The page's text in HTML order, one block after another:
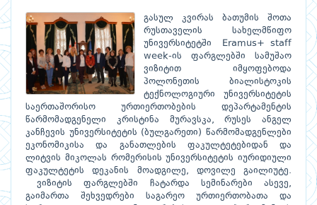
გასულ კვირას ბათუმის შოთა
რუსთაველის სახელმწიფო
უნივერსიტეტში Eramus+ staff
week-ის ფარგლებში სამუშაო
ვიზიტით იმყოფებოდა
პოლონეთის ბიალისტოკის
ტექნოლოგიური უნივერსიტეტის
საერთაშორისო ურთიერთობების დეპარტამენტის
წარმომადგენელი კრისტინა მურავსკა, რუსეს ანგელ
კანჩევის უნივერსიტეტის (ბულგარეთი) წარმომადგენლები
ეკონომიკისა და განათლების ფაკულტეტებიდან და
ლიტვის მიკოლას რომერისის უნივერსიტეტის იურიდიული
ფაკულტეტის დეკანის მოადგილე, დოვილე გაილიუტე.
ვიზიტის ფარგლებში ჩატარდა სემინარები ასევე,
გაიმართა შეხვედრები საგარეო ურთიერთობათა და